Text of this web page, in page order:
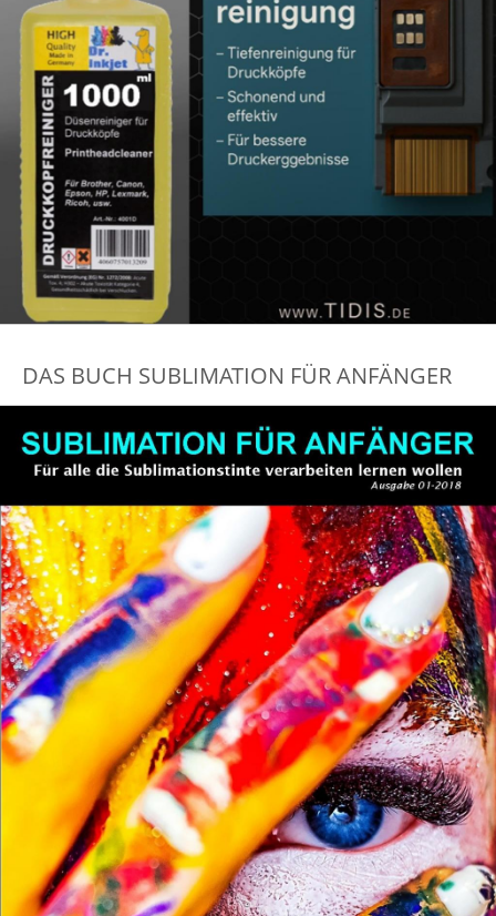
DAS BUCH SUBLIMATION FÜR ANFÄNGER